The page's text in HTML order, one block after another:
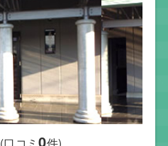
(口コミ0件)